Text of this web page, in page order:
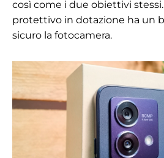
così come i due obiettivi
protettivo in dotazione ha un
sicuro la fotocamera.